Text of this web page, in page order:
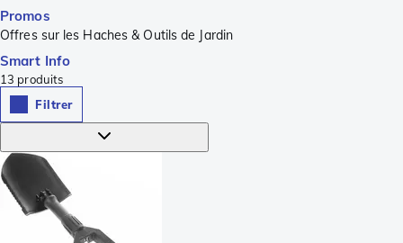
Promos
Offres sur les Haches & Outils de Jardin
Smart Info
13 produits
Filtrer